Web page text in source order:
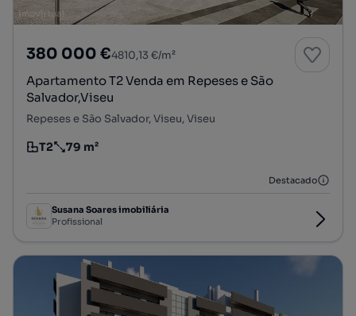
380 000 €4810,13 €/m²
Apartamento T2 Venda em Repeses e São
Salvador,Viseu
Repeses e São Salvador, Viseu, Viseu
Tipologia
T2
Preço por metro quadrado
79 m²
Destacado
Susana Soares imobiliária
Profissional